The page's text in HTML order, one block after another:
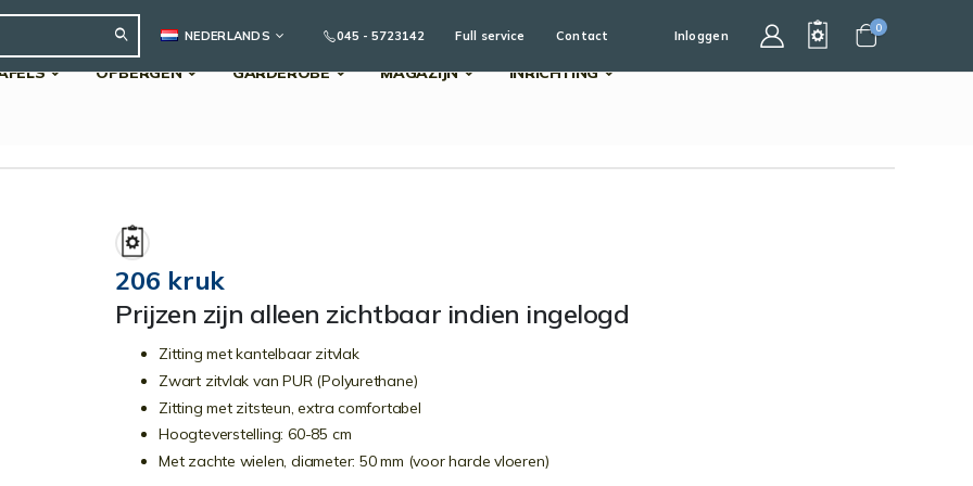
Search
TAALNEDERLANDS 045 - 5723142 Full service Contact Inloggen
Cart
0
OPBERGEN GARDEROBE MAGAZIJN INRICHTING
206 kruk
Prijzen zijn alleen zichtbaar indien ingelogd
Zitting met kantelbaar zitvlak
Zwart zitvlak van PUR (Polyurethane)
Zitting met zitsteun, extra comfortabel
Hoogteverstelling: 60-85 cm
Met zachte wielen, diameter: 50 mm (voor harde vloeren)